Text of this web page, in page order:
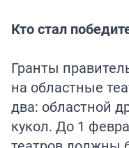
Кто стал
Гранты
на областные
два: областной
кукол. До 1